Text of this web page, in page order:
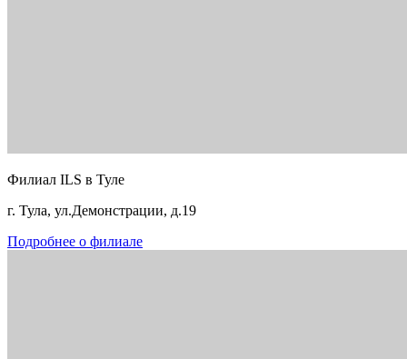
Филиал ILS в Туле
г. Тула, ул.Демонстрации, д.19
Подробнее о филиале